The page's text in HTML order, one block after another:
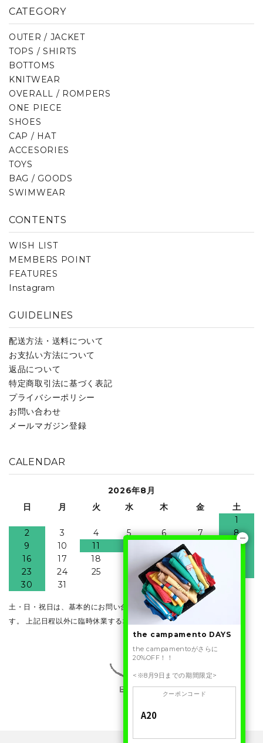
CATEGORY
OUTER / JACKET
TOPS / SHIRTS
BOTTOMS
KNITWEAR
OVERALL / ROMPERS
ONE PIECE
SHOES
CAP / HAT
ACCESORIES
TOYS
BAG / GOODS
SWIMWEAR
CONTENTS
WISH LIST
MEMBERS POINT
FEATURES
Instagram
GUIDELINES
配送方法・送料について
お支払い方法について
返品について
特定商取引法に基づく表記
プライバシーポリシー
お問い合わせ
メールマガジン登録
CALENDAR
2026年8月
日
月 火 水 木 金
土
1
2
3 4 5 6 7
8
9
10 11
15
16
17 18 20 21
23
24 25 26 27 28
30
31
土・日・祝日は、基本的にお問い合わせ・発送業務はお休みとなりま
す。 上記日程以外に臨時休業する場合がございます。
the campamento DAYS
the campamentoがさらに
20%OFF！！
<※8月9日までの期間限定>
クーポンコード